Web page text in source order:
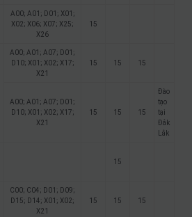
A00; A01; D01; X01;
X02; X06; X07; X25;
X26
15
A00; A01; A07; D01;
D10; X01; X02; X17;
X21
15 15 15
A00; A01; A07; D01;
D10; X01; X02; X17;
X21
15 15 15
Đào
tạo
tại
Đắk
Lắk
15
C00; C04; D01; D09;
D15; D14; X01; X02;
X21
15 15 15